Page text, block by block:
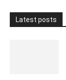
Latest posts